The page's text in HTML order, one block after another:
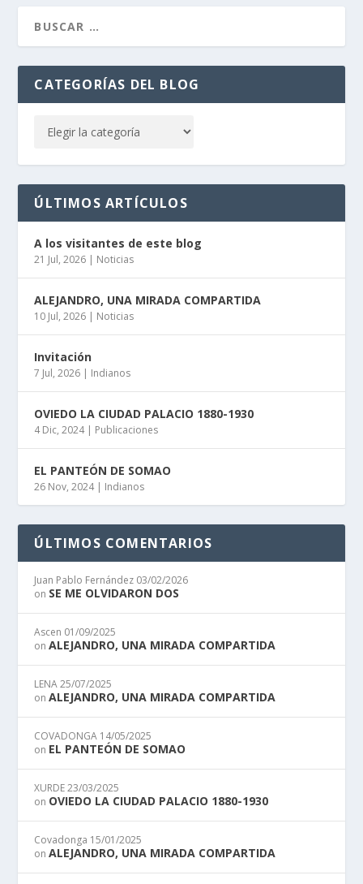
CATEGORÍAS DEL BLOG
ÚLTIMOS ARTÍCULOS
A los visitantes de este blog
21 Jul, 2026 | Noticias
ALEJANDRO, UNA MIRADA COMPARTIDA
10 Jul, 2026 | Noticias
Invitación
7 Jul, 2026 | Indianos
OVIEDO LA CIUDAD PALACIO 1880-1930
4 Dic, 2024| Publicaciones
EL PANTEÓN DE SOMAO
26 Nov, 2024| Indianos
ÚLTIMOS COMENTARIOS
Juan Pablo Fernández 03/02/2026
on SE ME OLVIDARON DOS
Ascen 01/09/2025
onALEJANDRO, UNA MIRADA COMPARTIDA
LENA 25/07/2025
onALEJANDRO, UNA MIRADA COMPARTIDA
COVADONGA 14/05/2025
on EL PANTEÓN DE SOMAO
XURDE 23/03/2025
on OVIEDO LA CIUDAD PALACIO 1880-1930
Covadonga 15/01/2025
onALEJANDRO, UNA MIRADA COMPARTIDA